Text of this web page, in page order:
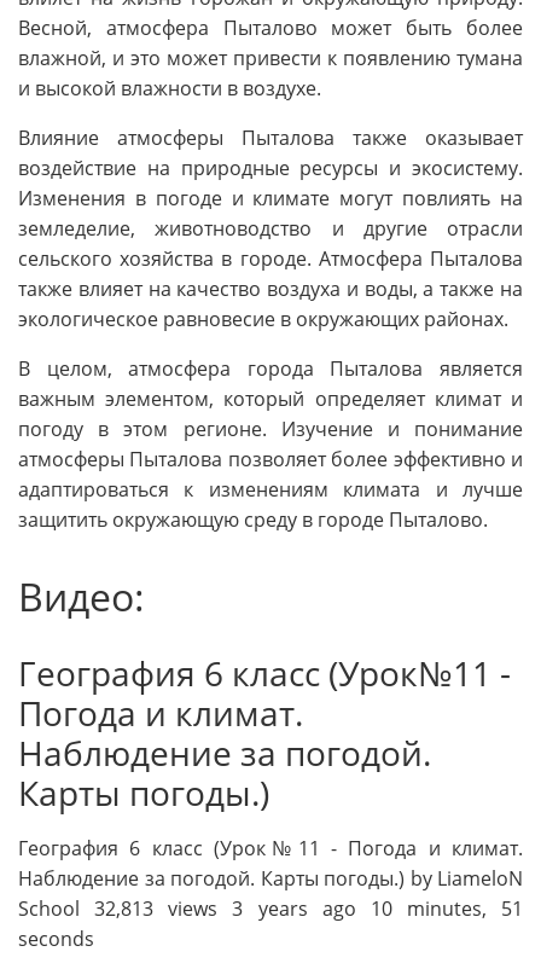
Весной, атмосфера Пыталово может быть более
влажной, и это может привести к появлению тумана
и высокой влажности в воздухе.
Влияние атмосферы Пыталова также оказывает
воздействие на природные ресурсы и экосистему.
Изменения в погоде и климате могут повлиять на
земледелие, животноводство и другие отрасли
сельского хозяйства в городе. Атмосфера Пыталова
также влияет на качество воздуха и воды, а также на
экологическое равновесие в окружающих районах.
В целом, атмосфера города Пыталова является
важным элементом, который определяет климат и
погоду в этом регионе. Изучение и понимание
атмосферы Пыталова позволяет более эффективно и
адаптироваться к изменениям климата и лучше
защитить окружающую среду в городе Пыталово.
Видео:
География 6 класс (Урок№11 -
Погода и климат.
Наблюдение за погодой.
Карты погоды.)
География 6 класс (Урок№11 - Погода и климат.
Наблюдение за погодой. Карты погоды.) by LiameloN
School 32,813 views 3 years ago 10 minutes, 51
seconds